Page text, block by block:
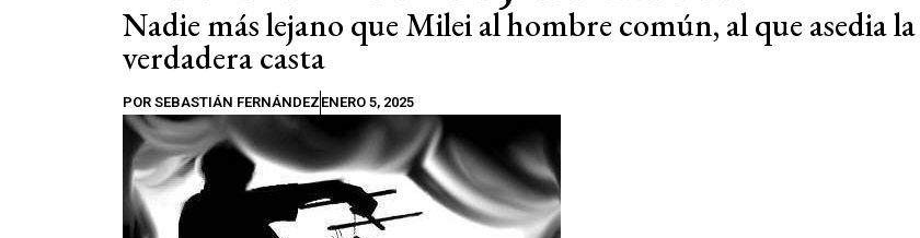
Nadie más lejano que Milei al hombre común, al que asedia la
verdadera casta
POR SEBASTIÁN FERNÁNDEZ ENERO 5, 2025